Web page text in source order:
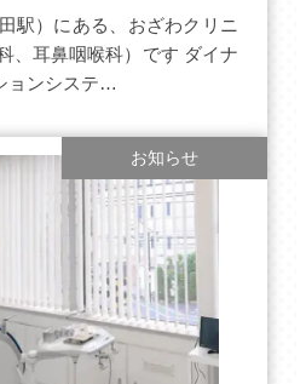
駅）にある、おざわクリニ
、耳鼻咽喉科）です ダイナ
ョンシステ…
お知らせ